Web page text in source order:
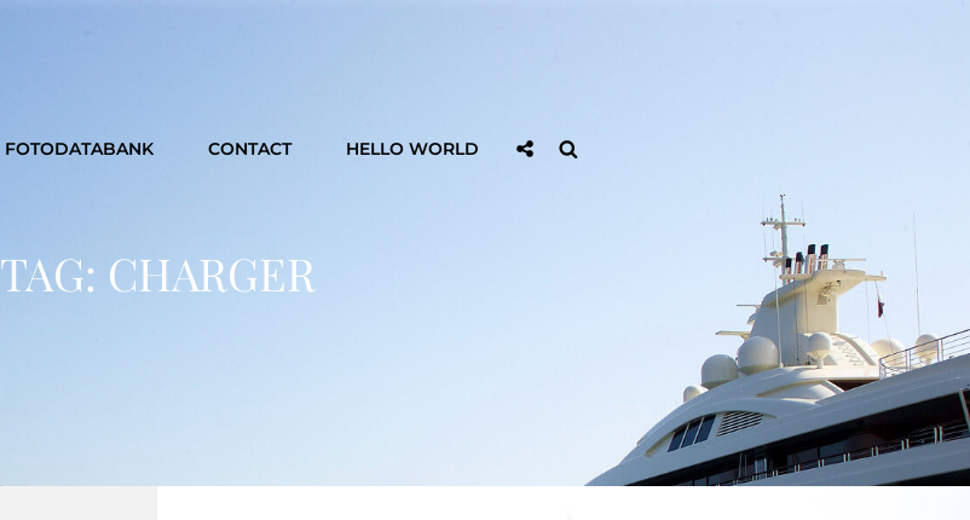
FOTODATABANK CONTACT HELLO WORLD
Sociaal
TAG: CHARGER